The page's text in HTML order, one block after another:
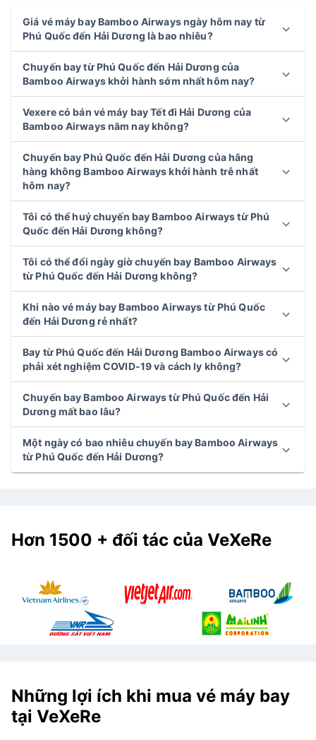
Giá vé máy bay Bamboo Airways ngày hôm nay từ
Phú Quốc đến Hải Dương là bao nhiêu?
Chuyến bay từ Phú Quốc đến Hải Dương của
Bamboo Airways khởi hành sớm nhất hôm nay?
Vexere có bán vé máy bay Tết đi Hải Dương của
Bamboo Airways năm nay không?
Chuyến bay Phú Quốc đến Hải Dương của hãng
hàng không Bamboo Airways khởi hành trễ nhất
hôm nay?
Tôi có thể huý chuyến bay Bamboo Airways từ Phú
Quốc đến Hải Dương không?
Tôi có thể đổi ngày giờ chuyến bay Bamboo Airways
từ Phú Quốc đến Hải Dương không?
Khi nào vé máy bay Bamboo Airways từ Phú Quốc
đến Hải Dương rẻ nhất?
Bay từ Phú Quốc đến Hải Dương Bamboo Airways có
phải xét nghiệm COVID-19 và cách ly không?
Chuyến bay Bamboo Airways từ Phú Quốc đến Hải
Dương mất bao lâu?
Một ngày có bao nhiêu chuyến bay Bamboo Airways
từ Phú Quốc đến Hải Dương?
Hơn 1500 + đối tác của VeXeRe
Những lợi ích khi mua vé máy bay
tại VeXeRe